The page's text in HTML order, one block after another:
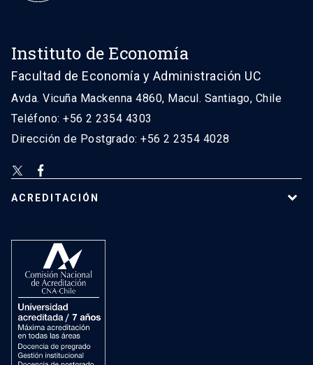
Instituto de Economía
Facultad de Economía y Administración UC
Avda. Vicuña Mackenna 4860, Macul. Santiago, Chile
Teléfono: +56 2 2354 4303
Dirección de Postgrado: +56 2 2354 4028
ACREDITACIÓN